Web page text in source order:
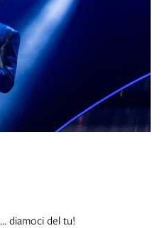
diamoci del tu!